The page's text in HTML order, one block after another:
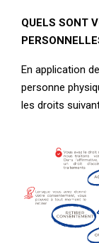
QUELS SONT
En application
personne
les droits